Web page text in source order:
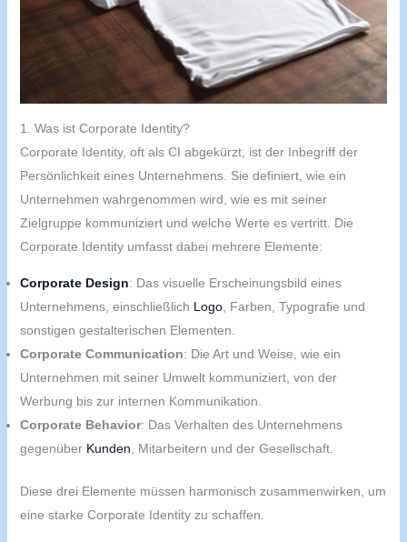
1. Was ist Corporate Identity?
Corporate Identity, oft als CI abgekürzt, ist der Inbegriff der
Persönlichkeit eines Unternehmens. Sie definiert, wie ein
Unternehmen wahrgenommen wird, wie es mit seiner
Zielgruppe kommuniziert und welche Werte es vertritt. Die
Corporate Identity umfasst dabei mehrere Elemente:
Corporate Design: Das visuelle Erscheinungsbild eines
Unternehmens, einschließlich Logo, Farben, Typografie und
sonstigen gestalterischen Elementen.
Corporate Communication: Die Art und Weise, wie ein
Unternehmen mit seiner Umwelt kommuniziert, von der
Werbung bis zur internen Kommunikation.
Corporate Behavior: Das Verhalten des Unternehmens
gegenüber Kunden , Mitarbeitern und der Gesellschaft.
Diese drei Elemente müssen harmonisch zusammenwirken, um
eine starke Corporate Identity zu schaffen.